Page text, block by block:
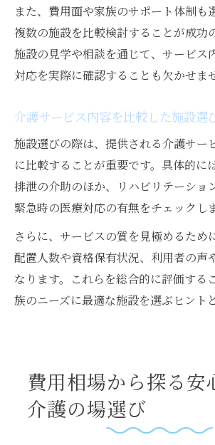
また、費用面や家族のサポート体制も
複数の施設を比較検討することが成功
施設の見学や相談を通じて、サービス
対応を実際に確認することも欠かせま
介護サービス内容を比較した施設選
施設選びの際は、提供される介護サー
に比較することが重要です。具体的に
排泄の介助のほか、リハビリテーショ
緊急時の医療対応の有無をチェックし
さらに、サービスの質を見極めるため
配置人数や資格保有状況、利用者の声
なります。これらを総合的に評価する
族のニーズに最適な施設を選ぶヒント
費用相場から探る安
介護の場選び